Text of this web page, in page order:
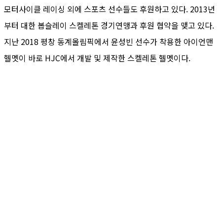
모터사이클 레이싱 외에 스포츠 선수들도 후원하고 있다. 2013년
부터 대한 봅슬레이 스켈레톤 경기연맹과 후원 협약을 맺고 있다.
지난 2018 평창 동계올림픽에서 윤성빈 선수가 착용한 아이언맨
헬멧이 바로 HJC에서 개발 및 제작한 스켈레톤 헬멧이다.